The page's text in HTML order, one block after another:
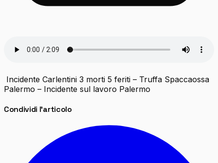
Incidente Carlentini 3 morti 5 feriti – Truffa Spaccaossa
Palermo – Incidente sul lavoro Palermo
Condividi l'articolo